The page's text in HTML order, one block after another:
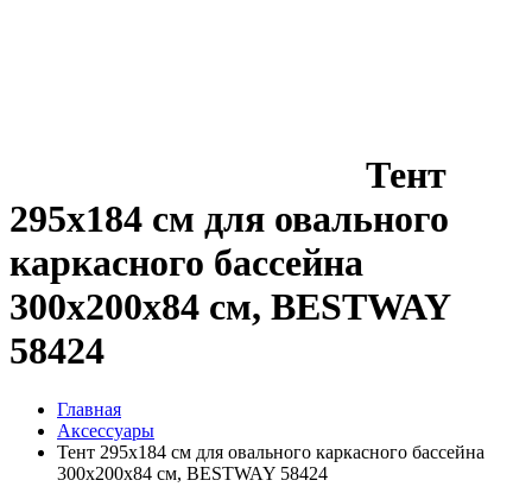
Тент
295x184 см для овального
каркасного бассейна
300x200x84 см, BESTWAY
58424
Главная
Аксессуары
Тент 295x184 см для овального каркасного бассейна
300x200x84 см, BESTWAY 58424